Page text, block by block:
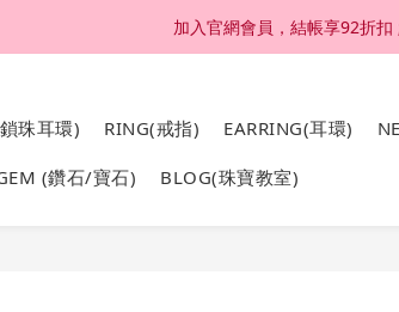
加入官網會員，結帳享92折扣
加入官網會員，結帳享92折扣
加入官網會員，結帳享92折
珠耳環) RING(戒指) EARRING(耳環)
(鑽石/寶石) BLOG(珠寶教室)